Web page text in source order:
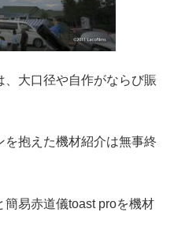
大口径や自作がならび賑
を抱えた機材紹介は無事終
易赤道儀toast proを機材